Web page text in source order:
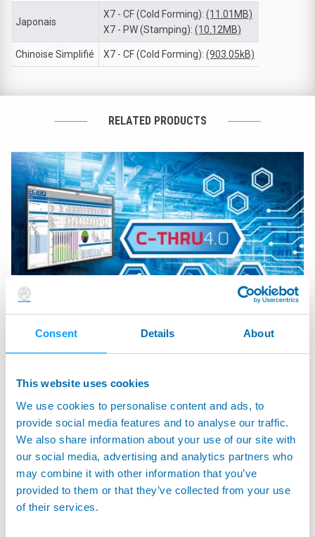
Consent Details About
This website uses cookies
We use cookies to personalise content and ads, to
provide social media features and to analyse our traffic.
We also share information about your use of our site with
our social media, advertising and analytics partners who
may combine it with other information that you’ve
provided to them or that they’ve collected from your use
of their services.
Japonais
X7 - CF (Cold Forming): (11.01MB)
X7 - PW (Stamping): (10.12MB)
Chinoise Simplifié X7 - CF (Cold Forming): (903.05kB)
RELATED PRODUCTS
numérisation du formage de métaux